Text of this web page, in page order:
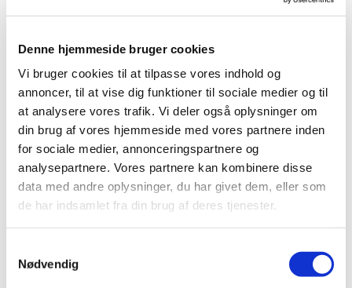
Denne hjemmeside bruger cookies
Vi bruger cookies til at tilpasse vores indhold og
annoncer, til at vise dig funktioner til sociale medier og til
at analysere vores trafik. Vi deler også oplysninger om
din brug af vores hjemmeside med vores partnere inden
for sociale medier, annonceringspartnere og
analysepartnere. Vores partnere kan kombinere disse
data med andre oplysninger, du har givet dem, eller som
de har indsamlet fra din brug af deres tjenester.
Nødvendig